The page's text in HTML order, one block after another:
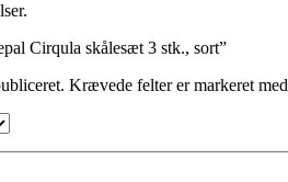
Cirqula skålesæt 3 stk., sort”
Krævede felter er markeret med